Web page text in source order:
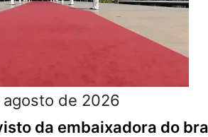
de 2026
da embaixadora do